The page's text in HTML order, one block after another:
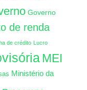
Governo
de renda
de crédito Lucro
MEI
Ministério da